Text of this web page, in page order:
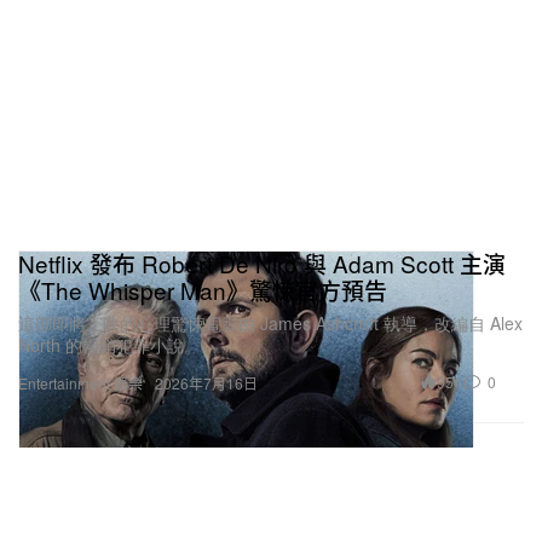
Entertainment 娛樂
Netflix 發布 Robert De Niro 與 Adam Scott 主演
《The Whisper Man》驚悚官方預告
這部即將上映的心理驚悚電影由 James Ashcroft 執導，改編自 Alex
North 的暢銷犯罪小說。
2026年7月16日 954 0